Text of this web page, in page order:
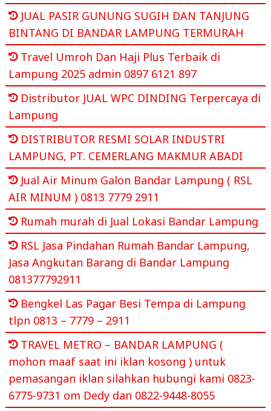
JUAL PASIR GUNUNG SUGIH DAN TANJUNG
BINTANG DI BANDAR LAMPUNG TERMURAH
Travel Umroh Dan Haji Plus Terbaik di
Lampung 2025 admin 0897 6121 897
Distributor JUAL WPC DINDING Terpercaya di
Lampung
DISTRIBUTOR RESMI SOLAR INDUSTRI
LAMPUNG, PT. CEMERLANG MAKMUR ABADI
Jual Air Minum Galon Bandar Lampung ( RSL
AIR MINUM ) 0813 7779 2911
Rumah murah di Jual Lokasi Bandar Lampung
RSL Jasa Pindahan Rumah Bandar Lampung,
Jasa Angkutan Barang di Bandar Lampung
081377792911
Bengkel Las Pagar Besi Tempa di Lampung
tlpn 0813 – 7779 – 2911
TRAVEL METRO – BANDAR LAMPUNG (
mohon maaf saat ini iklan kosong ) untuk
pemasangan iklan silahkan hubungi kami 0823-
6775-9731 om Dedy dan 0822-9448-8055